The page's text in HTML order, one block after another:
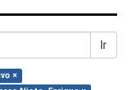
Ir
×